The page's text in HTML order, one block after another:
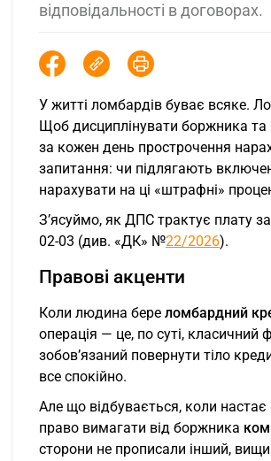
відповідальності в договорах.
У житті ломбардів буває всяке.
Щоб дисциплінувати боржника та
за кожен день прострочення
запитання: чи підлягають
нарахувати на ці «штрафні»
З’ясуймо, як ДПС трактує плату
02-03 (див. «ДК» №22/2026).
Правові акценти
Коли людина бере ломбардний
операція — це, по суті, класичний
зобов’язаний повернути тіло
все спокійно.
Але що відбувається, коли
право вимагати від боржника
сторони не прописали інший,